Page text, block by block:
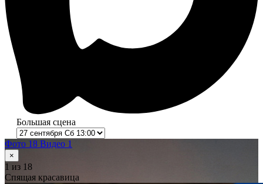
Большая сцена
Фото 18 Видео 1
×
1 из 18
Спящая красавица